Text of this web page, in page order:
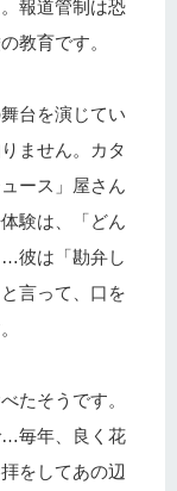
報道管制は恐
教育です。
台を演じてい
ません。カタ
ース」屋さん
験は、「どん
彼は「勘弁し
言って、口を
たそうです。
…毎年、良く花
をしてあの辺